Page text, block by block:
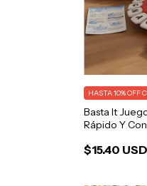
Basta It
Rápido Y
$15.40 USD
HASTA 10% OFF